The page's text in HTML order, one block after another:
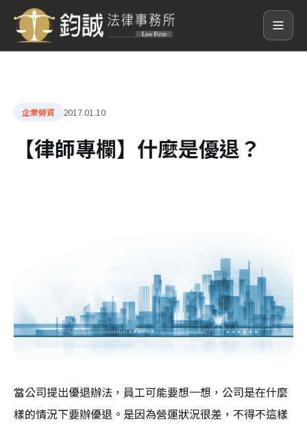
企業勞資 2017.01.10
【律師專欄】什麼是優退？
當公司提出優退辦法，員工可能要想一想，公司是在什麼
樣的情況下要辦優退。是因為營運狀況很差，不得不這樣